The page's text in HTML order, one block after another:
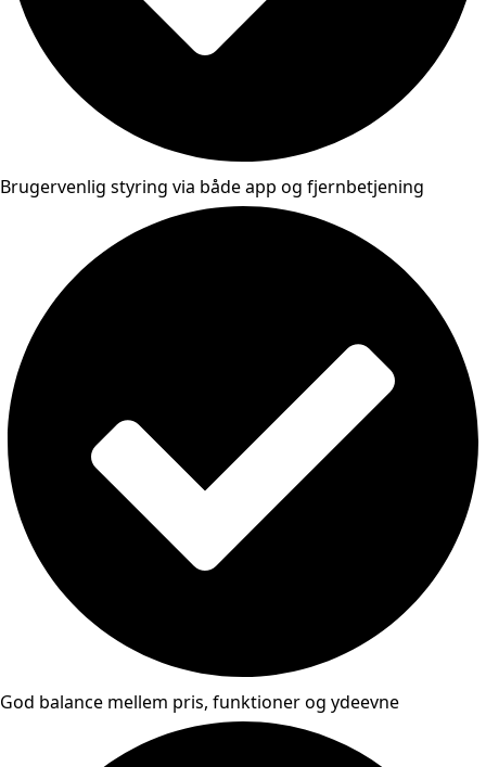
Brugervenlig styring via både app og fjernbetjening
God balance mellem pris, funktioner og ydeevne